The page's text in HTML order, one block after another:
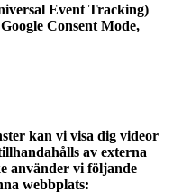
Event Tracking)
Consent Mode,
kan vi visa dig videor
av externa
använder vi följande
webbplats: